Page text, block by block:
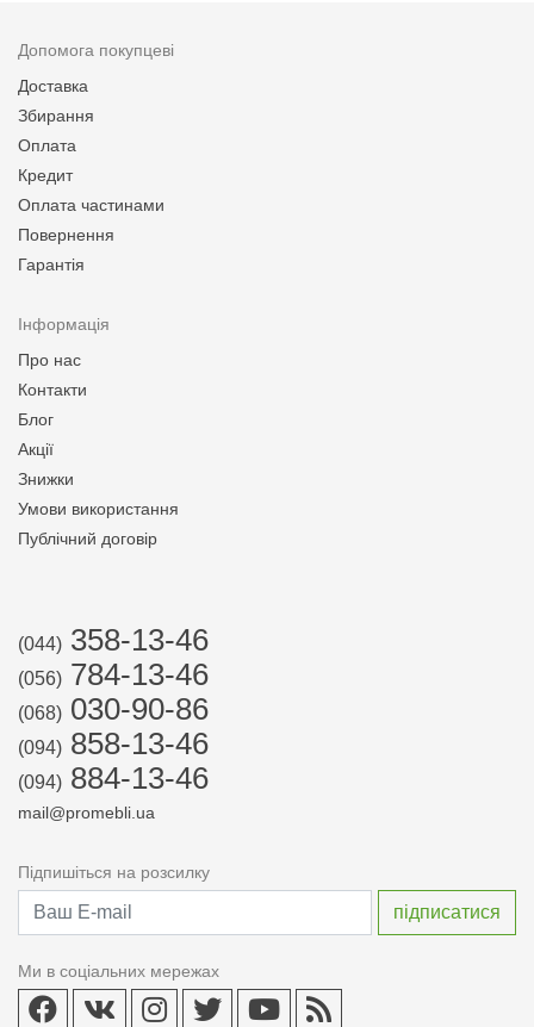
Допомога покупцеві
Доставка
Збирання
Оплата
Кредит
Оплата частинами
Повернення
Гарантія
Інформація
Про нас
Контакти
Блог
Акції
Знижки
Умови використання
Публічний договір
(044) 358-13-46
(056) 784-13-46
(068) 030-90-86
(094) 858-13-46
(094) 884-13-46
mail@promebli.ua
Підпишіться на розсилку
Ми в соціальних мережах